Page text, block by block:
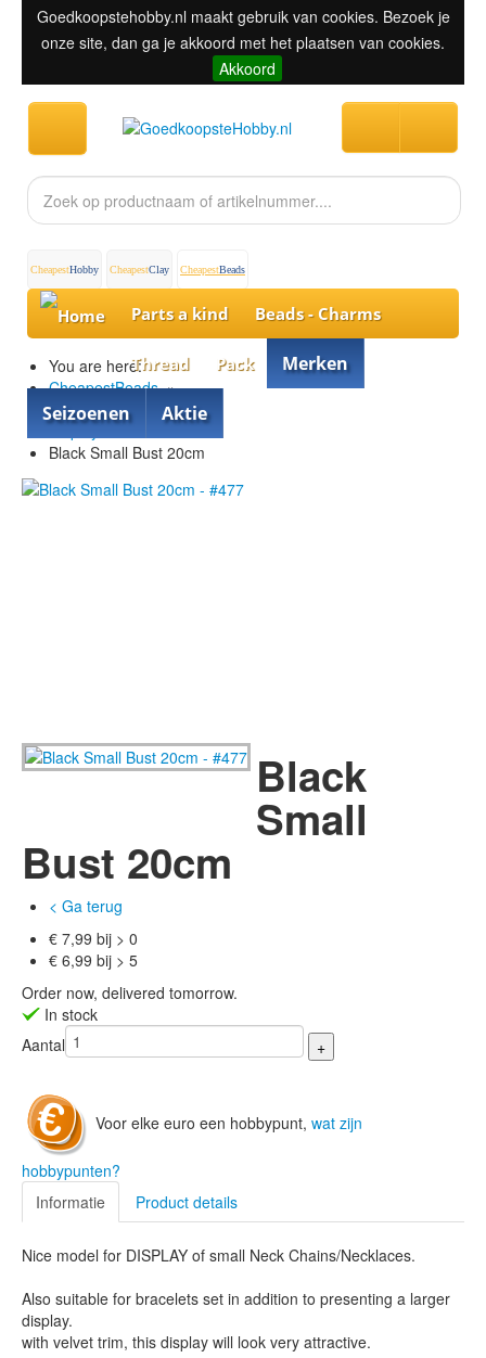
Goedkoopstehobby.nl maakt gebruik van cookies. Bezoek je
onze site, dan ga je akkoord met het plaatsen van cookies.
Akkoord
CheapestHobby CheapestClay CheapestBeads
Parts a kind Beads - Charms
Thread Pack Merken
Seizoenen Aktie
You are here:
CheapestBeads»
Parts a kind»
Display»
Black Small Bust 20cm
Black
Small
Bust 20cm
< Ga terug
€ 7,99 bij > 0
€ 6,99 bij > 5
Order now, delivered tomorrow.
In stock
Aantal
Voor elke euro een hobbypunt, wat zijn
hobbypunten?
Informatie
Product details
Nice model for DISPLAY of small Neck Chains/Necklaces.
Also suitable for bracelets set in addition to presenting a larger
display.
with velvet trim, this display will look very attractive.